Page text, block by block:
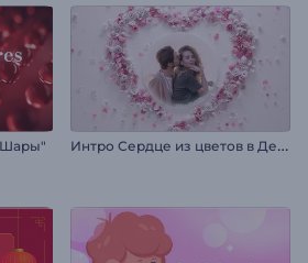
Шары"
И
нтро Сердце из цветов в День Святого Валентина